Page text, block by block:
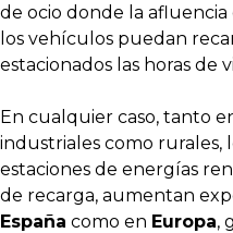
de ocio donde la
los vehículos puedan
estacionados las horas de
En cualquier caso, tanto
industriales como rurales,
estaciones de energías
de recarga, aumentan
España como en Europa,